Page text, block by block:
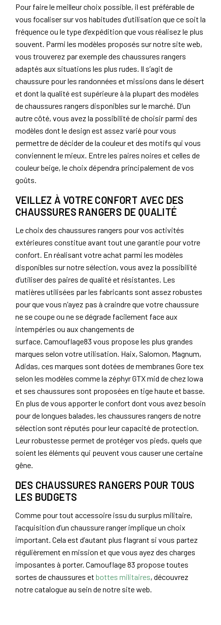
Pour faire le meilleur choix possible, il est préférable de
vous focaliser sur vos habitudes d’utilisation que ce soit la
fréquence ou le type d’expédition que vous réalisez le plus
souvent. Parmi les modèles proposés sur notre site web,
vous trouverez par exemple des chaussures rangers
adaptés aux situations les plus rudes. Il s’agit de
chaussure pour les randonnées et missions dans le désert
et dont la qualité est supérieure à la plupart des modèles
de chaussures rangers disponibles sur le marché. D’un
autre côté, vous avez la possibilité de choisir parmi des
modèles dont le design est assez varié pour vous
permettre de décider de la couleur et des motifs qui vous
conviennent le mieux. Entre les paires noires et celles de
couleur beige, le choix dépendra principalement de vos
goûts.
VEILLEZ À VOTRE CONFORT AVEC DES
CHAUSSURES RANGERS DE QUALITÉ
Le choix des chaussures rangers pour vos activités
extérieures constitue avant tout une garantie pour votre
confort. En réalisant votre achat parmi les modèles
disponibles sur notre sélection, vous avez la possibilité
d’utiliser des paires de qualité et résistantes. Les
matières utilisées par les fabricants sont assez robustes
pour que vous n’ayez pas à craindre que votre chaussure
ne se coupe ou ne se dégrade facilement face aux
intempéries ou aux changements de
surface. Camouflage83 vous propose les plus grandes
marques selon votre utilisation. Haix, Salomon, Magnum,
Adidas, ces marques sont dotées de membranes Gore tex
selon les modèles comme la zéphyr GTX mid de chez lowa
et ses chaussures sont proposées en tige haute et basse.
En plus de vous apporter le confort dont vous avez besoin
pour de longues balades, les chaussures rangers de notre
sélection sont réputés pour leur capacité de protection.
Leur robustesse permet de protéger vos pieds, quels que
soient les éléments qui peuvent vous causer une certaine
gêne.
DES CHAUSSURES RANGERS POUR TOUS
LES BUDGETS
Comme pour tout accessoire issu du surplus militaire,
l’acquisition d’un chaussure ranger implique un choix
important. Cela est d’autant plus flagrant si vous partez
régulièrement en mission et que vous ayez des charges
imposantes à porter. Camouflage 83 propose toutes
sortes de chaussures et bottes militaires, découvrez
notre catalogue au sein de notre site web.